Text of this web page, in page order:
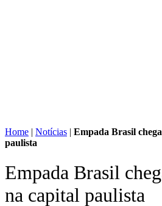
Home | Notícias | Empada Brasil
paulista
Empada Brasil
na capital paulista